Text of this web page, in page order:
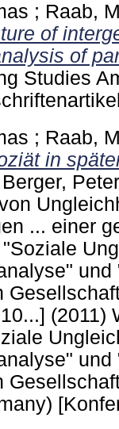
; Raab,
of
of
Studies
; Raab,
in
Berger,
... einer
(2011)